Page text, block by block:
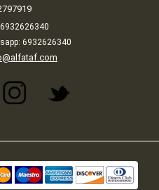
6932626340